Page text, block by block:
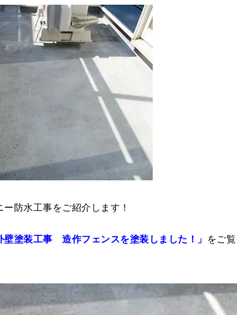
防水工事をご紹介します！
塗装工事 造作フェンスを塗装しました！」 をご覧